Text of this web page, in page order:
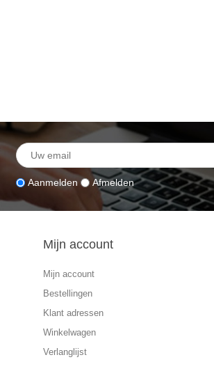
Aanmelden Afmelden
Mijn account
Mijn account
Bestellingen
Klant adressen
Winkelwagen
Verlanglijst